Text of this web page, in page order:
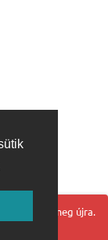
próbálja meg újra.